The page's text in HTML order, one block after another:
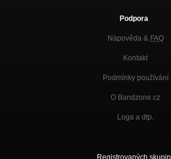
Podpora
Nápověda & FAQ
Kontakt
Podmínky používání
O Bandzone.cz
Loga a dtp.